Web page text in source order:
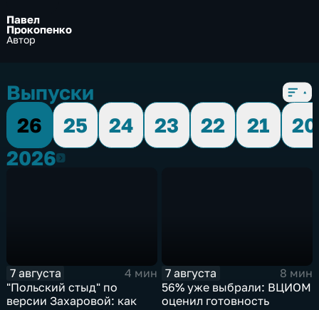
Павел
Прокопенко
Автор
Выпуски
26
25 24 23 22 21
20
20262026
7 августа
4 мин
"Польский стыд" по
версии Захаровой: как
7 августа
8 мин
56% уже выбрали: ВЦИОМ
оценил готовность